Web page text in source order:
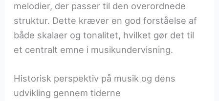
melodier, der passer til den overordnede
struktur. Dette kræver en god forståelse af
både skalaer og tonalitet, hvilket gør det til
et centralt emne i musikundervisning.
Historisk perspektiv på musik og dens
udvikling gennem tiderne